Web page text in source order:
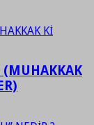
(MUHAKKAK